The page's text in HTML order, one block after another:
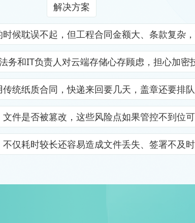
解决方案
耽误不起，但工程合同金额大、条款复
和IT负责人对云端存储心存顾虑，担心加
纸质合同，快递来回要几天，盖章还要
是否被篡改，这些风险点如果管控不到
耗时较长还容易造成文件丢失、签署不